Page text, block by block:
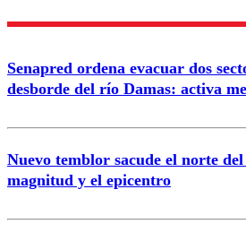
Nombre
Correo
Senapred ordena evacuar dos
desborde del río Damas: activa
Nuevo temblor sacude el norte
magnitud y el epicentro